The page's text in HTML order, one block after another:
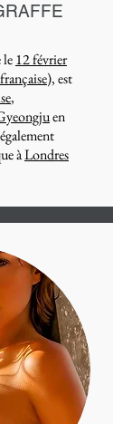
le12 février
), est
,
en
àLondres